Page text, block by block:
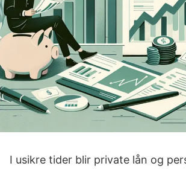
I usikre tider blir private lån og